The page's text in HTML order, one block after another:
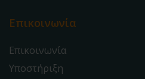
Επικοινωνία
Επικοινωνία
Υποστήριξη